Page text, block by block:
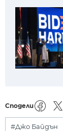
Сподели
#Джо Байдън